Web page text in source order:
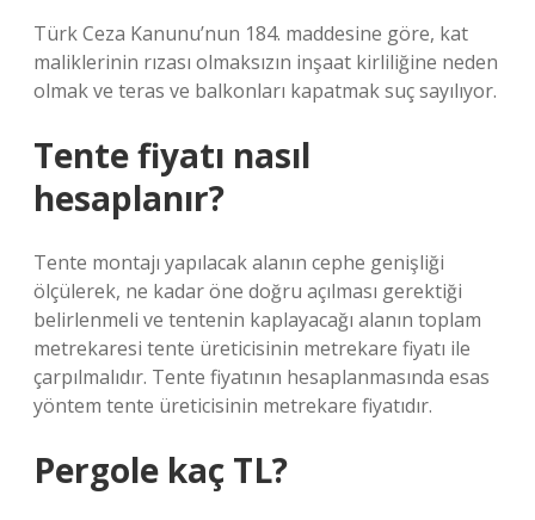
Türk Ceza Kanunu’nun 184. maddesine göre, kat
maliklerinin rızası olmaksızın inşaat kirliliğine neden
olmak ve teras ve balkonları kapatmak suç sayılıyor.
Tente fiyatı nasıl
hesaplanır?
Tente montajı yapılacak alanın cephe genişliği
ölçülerek, ne kadar öne doğru açılması gerektiği
belirlenmeli ve tentenin kaplayacağı alanın toplam
metrekaresi tente üreticisinin metrekare fiyatı ile
çarpılmalıdır. Tente fiyatının hesaplanmasında esas
yöntem tente üreticisinin metrekare fiyatıdır.
Pergole kaç TL?